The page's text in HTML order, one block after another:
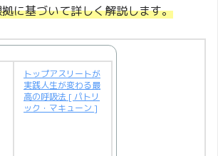
に基づいて詳しく解説します。
トップアスリートが
実践人生が変わる最
高の呼吸法 [ パトリ
ック・マキューン ]